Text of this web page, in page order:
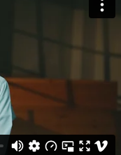
معسكر علم
الوصف